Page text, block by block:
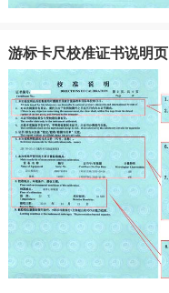
游标卡尺校准证书说明页